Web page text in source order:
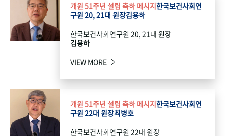
개원 51주년 설립 축하 메시지한국보건사회연
구원 20, 21대 원장김용하
한국보건사회연구원 20, 21대 원장
김용하
VIEW MORE
개원 51주년 설립 축하 메시지한국보건사회연
구원 22대 원장최병호
한국보건사회연구원 22대 원장